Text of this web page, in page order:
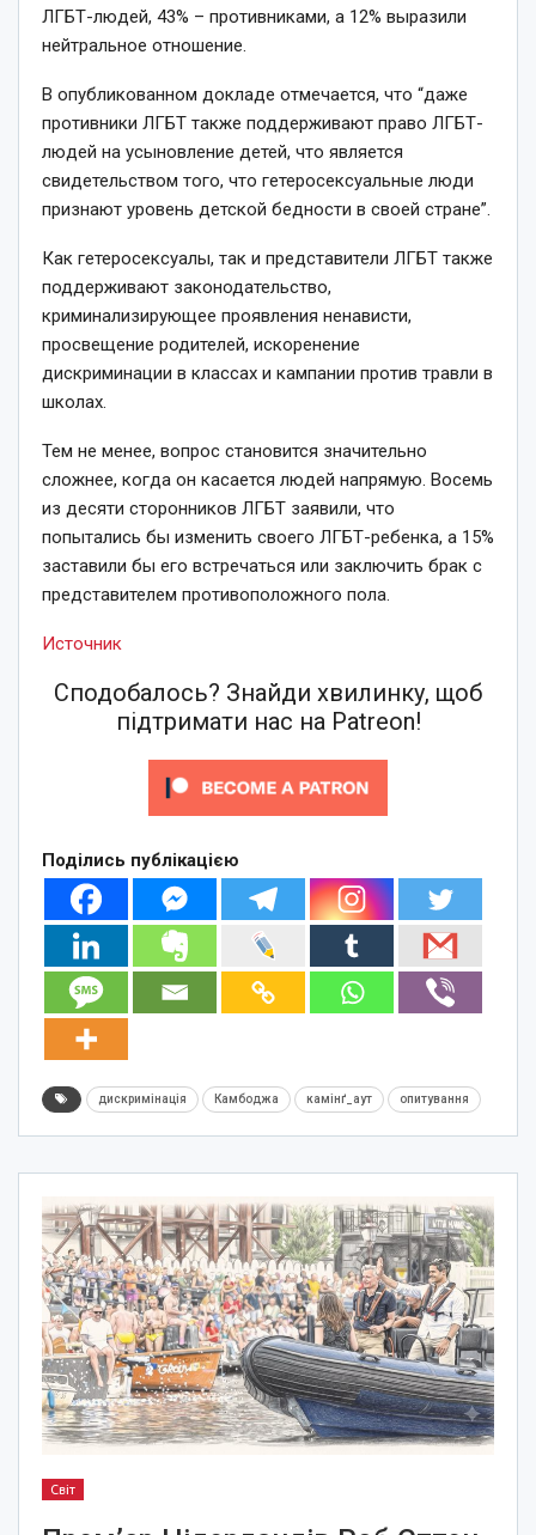
ЛГБТ-людей, 43% – противниками, а 12% выразили
нейтральное отношение.
В опубликованном докладе отмечается, что “даже
противники ЛГБТ также поддерживают право ЛГБТ-
людей на усыновление детей, что является
свидетельством того, что гетеросексуальные люди
признают уровень детской бедности в своей стране”.
Как гетеросексуалы, так и представители ЛГБТ также
поддерживают законодательство,
криминализирующее проявления ненависти,
просвещение родителей, искоренение
дискриминации в классах и кампании против травли в
школах.
Тем не менее, вопрос становится значительно
сложнее, когда он касается людей напрямую. Восемь
из десяти сторонников ЛГБТ заявили, что
попытались бы изменить своего ЛГБТ-ребенка, а 15%
заставили бы его встречаться или заключить брак с
представителем противоположного пола.
Источник
Сподобалось? Знайди хвилинку, щоб
підтримати нас на Patreon!
Поділись публікацією
дискримінація Камбоджа камінґ_аут опитування
Світ